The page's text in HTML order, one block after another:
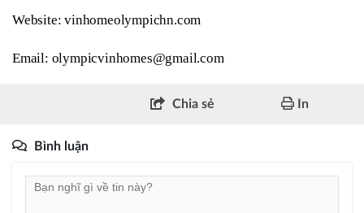
Website: vinhomeolympichn.com
Email: olympicvinhomes@gmail.com
Chia sẻ In
Bình luận